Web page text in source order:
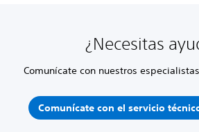
¿Necesitas
Comunícate con nuestros
Comunícate con el servicio